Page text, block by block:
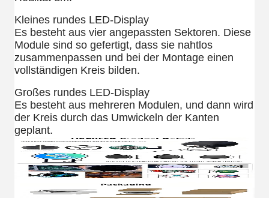
Kleines rundes LED-Display
Es besteht aus vier angepassten Sektoren. Diese
Module sind so gefertigt, dass sie nahtlos
zusammenpassen und bei der Montage einen
vollständigen Kreis bilden.
Großes rundes LED-Display
Es besteht aus mehreren Modulen, und dann wird
der Kreis durch das Umwickeln der Kanten
geplant.